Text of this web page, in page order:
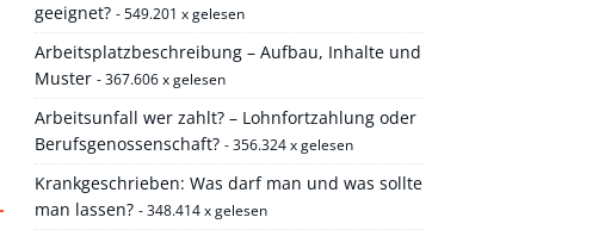
geeignet? - 549.201 x gelesen
Arbeitsplatzbeschreibung – Aufbau, Inhalte und
Muster - 367.606 x gelesen
Arbeitsunfall wer zahlt? – Lohnfortzahlung oder
Berufsgenossenschaft? - 356.324 x gelesen
Krankgeschrieben: Was darf man und was sollte
man lassen? - 348.414 x gelesen